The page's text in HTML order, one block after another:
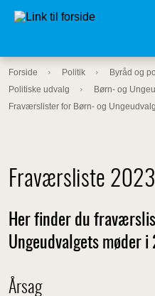
Forside Politik
Byråd og
Politiske udvalg
Børn- og
Fraværslister for Børn- og
Fraværsliste 2023
Her finder du
Ungeudvalgets møder i
Årsag